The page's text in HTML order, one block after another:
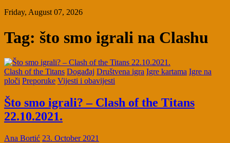
Friday, August 07, 2026
Tag: što smo igrali na Clashu
Clash of the Titans Događaj Društvena igra Igre kartama Igre na
ploči Preporuke Vijesti i obavijesti
Što smo igrali? – Clash of the Titans
22.10.2021.
Ana Bortić 23. October 2021